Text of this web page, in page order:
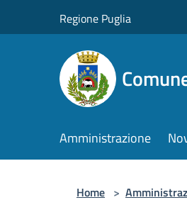
Regione Puglia
Amministrazione
Home >